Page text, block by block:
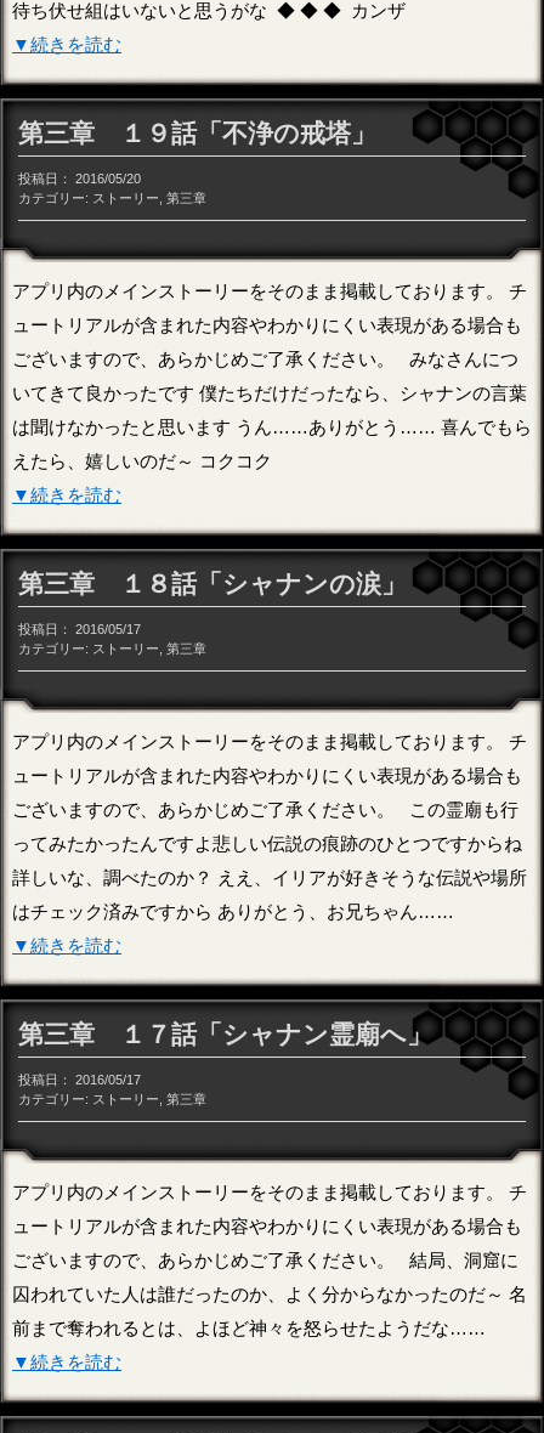
待ち伏せ組はいないと思うがな ◆ ◆ ◆ カンザ
▼続きを読む
第三章 １９話「不浄の戒塔」
投稿日：
2016/05/20
カテゴリー: ストーリー 第三章
アプリ内のメインストーリーをそのまま掲載しております。 チ
ュートリアルが含まれた内容やわかりにくい表現がある場合も
ございますので、あらかじめご了承ください。 みなさんにつ
いてきて良かったです 僕たちだけだったなら、シャナンの言葉
は聞けなかったと思います うん……ありがとう…… 喜んでもら
えたら、嬉しいのだ～ コクコク
▼続きを読む
第三章 １８話「シャナンの涙」
投稿日：
2016/05/17
カテゴリー: ストーリー 第三章
アプリ内のメインストーリーをそのまま掲載しております。 チ
ュートリアルが含まれた内容やわかりにくい表現がある場合も
ございますので、あらかじめご了承ください。 この霊廟も行
ってみたかったんですよ悲しい伝説の痕跡のひとつですからね
詳しいな、調べたのか？ ええ、イリアが好きそうな伝説や場所
はチェック済みですから ありがとう、お兄ちゃん……
▼続きを読む
第三章 １７話「シャナン霊廟へ」
投稿日：
2016/05/17
カテゴリー: ストーリー 第三章
アプリ内のメインストーリーをそのまま掲載しております。 チ
ュートリアルが含まれた内容やわかりにくい表現がある場合も
ございますので、あらかじめご了承ください。 結局、洞窟に
囚われていた人は誰だったのか、よく分からなかったのだ～ 名
前まで奪われるとは、よほど神々を怒らせたようだな……
▼続きを読む